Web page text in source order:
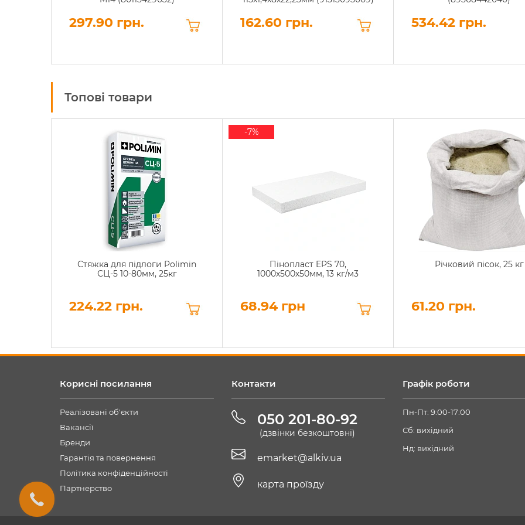
297.90 грн. 162.60 грн. 534.42 грн.
Топові товари
Стяжка для підлоги Polimin
СЦ-5 10-80мм, 25кг
224.22 грн.
Пінопласт EPS 70,
1000х500х50мм, 13 кг/м3
68.94 грн
-7%
Річковий пісок, 25 кг
61.20 грн.
Корисні посилання
Реалізовані об'єкти
Вакансії
Бренди
Гарантія та повернення
Політика конфіденційності
Партнерство
Контакти
050 201-80-92
(дзвінки безкоштовні)
emarket@alkiv.ua
карта проїзду
Графік роботи
Пн-Пт: 9:00-17:00
Сб: вихідний
Нд: вихідний